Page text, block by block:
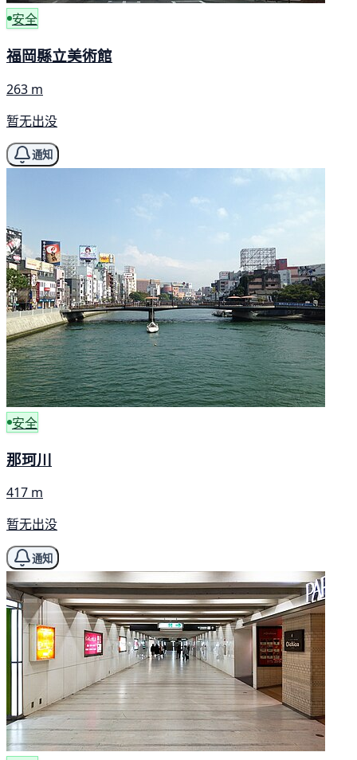
安全
福岡縣立美術館
263 m
暂无出没
通知
安全
那珂川
417 m
暂无出没
通知